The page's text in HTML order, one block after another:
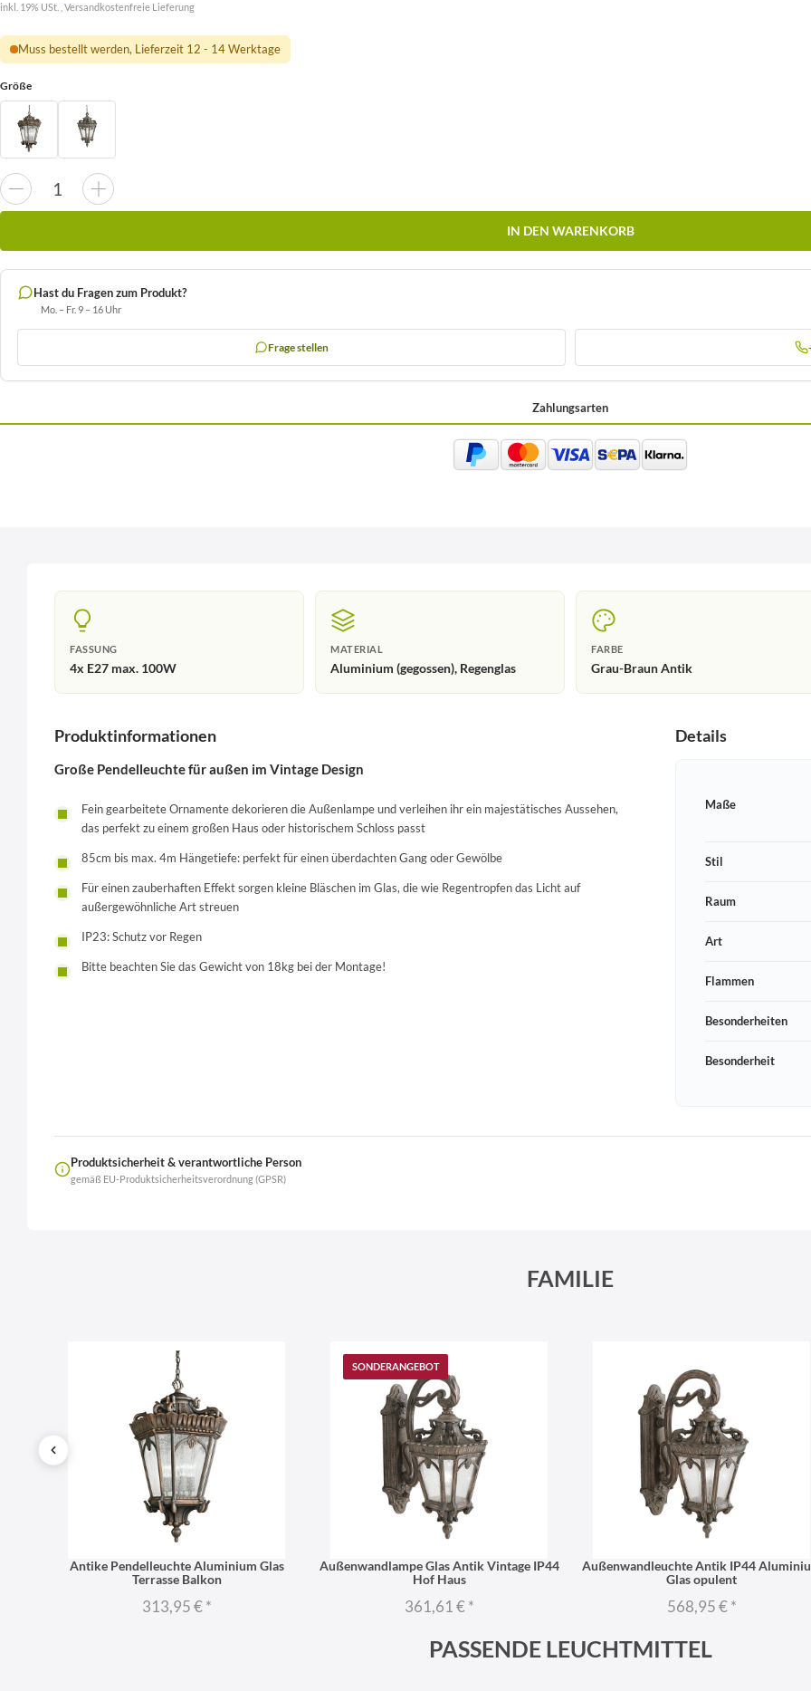
inkl. 19% USt. , Versandkostenfreie Lieferung
Muss bestellt werden, Lieferzeit 12 - 14 Werktage
Größe
IN DEN WARENKORB
Hast du Fragen zum Produkt?
Mo. – Fr. 9 – 16 Uhr
Frage stellen
Zahlungsarten
FASSUNG
4x E27 max. 100W
MATERIAL
Aluminium (gegossen), Regenglas
FARBE
Grau-Braun Antik
Produktinformationen
Große Pendelleuchte für außen im Vintage Design
Fein gearbeitete Ornamente dekorieren die Außenlampe und verleihen ihr ein majestätisches Aussehen,
das perfekt zu einem großen Haus oder historischem Schloss passt
85cm bis max. 4m Hängetiefe: perfekt für einen überdachten Gang oder Gewölbe
Für einen zauberhaften Effekt sorgen kleine Bläschen im Glas, die wie Regentropfen das Licht auf
außergewöhnliche Art streuen
IP23: Schutz vor Regen
Bitte beachten Sie das Gewicht von 18kg bei der Montage!
Details
Maße
Stil
Raum
Art
Flammen
Besonderheiten
Besonderheit
Produktsicherheit & verantwortliche Person
gemäß EU-Produktsicherheitsverordnung (GPSR)
FAMILIE
Antike Pendelleuchte Aluminium Glas
Terrasse Balkon
313,95 €*
SONDERANGEBOT
Außenwandlampe Glas Antik Vintage IP44
Hof Haus
361,61 €*
Außenwandleuchte Antik IP44
Glas opulent
568,95 €*
PASSENDE LEUCHTMITTEL